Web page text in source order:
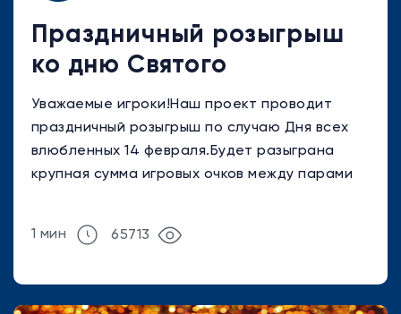
Праздничный розыгрыш
ко дню Святого
Валентина
Уважаемые игроки!Наш проект проводит
праздничный розыгрыш по случаю Дня всех
влюбленных 14 февраля.Будет разыграна
крупная сумма игровых очков между парами
1 мин 65713